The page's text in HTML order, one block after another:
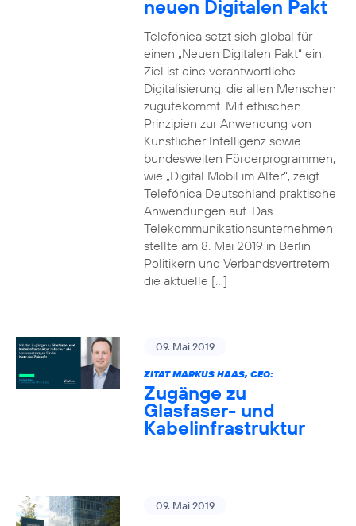
neuen Digitalen Pakt
Telefónica setzt sich global für
einen „Neuen Digitalen Pakt“ ein.
Ziel ist eine verantwortliche
Digitalisierung, die allen Menschen
zugutekommt. Mit ethischen
Prinzipien zur Anwendung von
Künstlicher Intelligenz sowie
bundesweiten Förderprogrammen,
wie „Digital Mobil im Alter“, zeigt
Telefónica Deutschland praktische
Anwendungen auf. Das
Telekommunikationsunternehmen
stellte am 8. Mai 2019 in Berlin
Politikern und Verbandsvertretern
die aktuelle […]
09. Mai 2019
ZITAT MARKUS HAAS, CEO:
Zugänge zu
Glasfaser- und
Kabelinfrastruktur
09. Mai 2019